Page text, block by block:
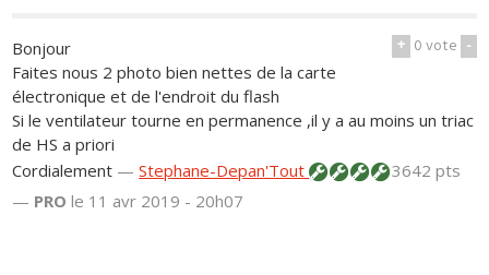
+ 0vote -
Bonjour
Faites nous 2 photo bien nettes de la carte
électronique et de l'endroit du flash
Si le ventilateur tourne en permanence ,il y a au moins un triac
de HS a priori
Cordialement —Stephane-Depan'Tout
3642 pts
— PRO le 11 avr 2019 - 20h07